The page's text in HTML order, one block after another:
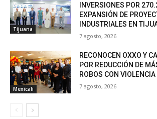
Tijuana
INVERSIONES POR
EXPANSIÓN DE
INDUSTRIALES EN
7 agosto, 2026
Mexicali
RECONOCEN OXXO Y
POR REDUCCIÓN DE
ROBOS CON VIOLENCIA
7 agosto, 2026